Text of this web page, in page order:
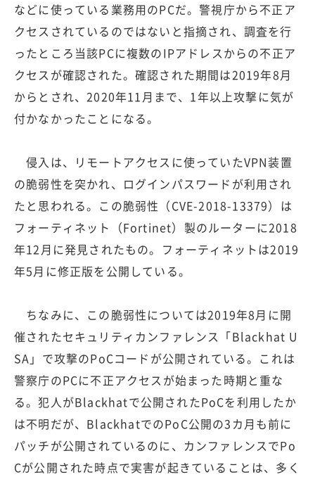
などに使っている業務用のPCだ。警視庁から不正ア
クセスされているのではないと指摘され、調査を行
ったところ当該PCに複数のIPアドレスからの不正ア
クセスが確認された。確認された期間は2019年8月
からとされ、2020年11月まで、1年以上攻撃に気が
付かなかったことになる。
侵入は、リモートアクセスに使っていたVPN装置
の脆弱性を突かれ、ログインパスワードが利用され
たと思われる。この脆弱性（CVE-2018-13379）は
フォーティネット（Fortinet）製のルーターに2018
年12月に発見されたもの。フォーティネットは2019
年5月に修正版を公開している。
ちなみに、この脆弱性については2019年8月に開
催されたセキュリティカンファレンス「Blackhat U
SA」で攻撃のPoCコードが公開されている。これは
警察庁のPCに不正アクセスが始まった時期と重な
る。犯人がBlackhatで公開されたPoCを利用したか
は不明だが、BlackhatでのPoC公開の3カ月も前に
パッチが公開されているのに、カンファレンスでPo
Cが公開された時点で実害が起きていることは、多く